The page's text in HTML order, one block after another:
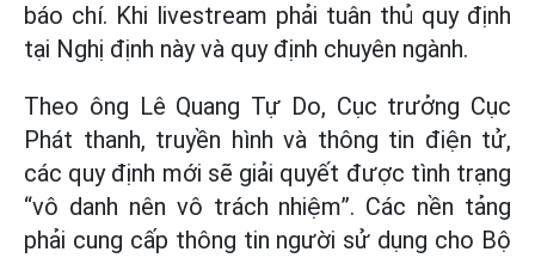
báo chí. Khi livestream phải tuân thủ quy định
tại Nghị định này và quy định chuyên ngành.
Theo ông Lê Quang Tự Do, Cục trưởng Cục
Phát thanh, truyền hình và thông tin điện tử,
các quy định mới sẽ giải quyết được tình trạng
“vô danh nên vô trách nhiệm”. Các nền tảng
phải cung cấp thông tin người sử dụng cho Bộ